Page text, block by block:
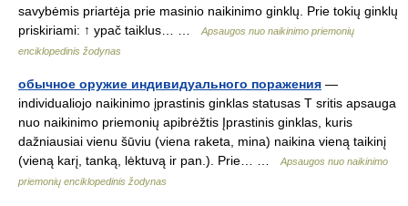
savybėmis priartėja prie masinio naikinimo ginklų. Prie tokių ginklų
priskiriami: ↑ ypač taiklus… …
Apsaugos nuo naikinimo priemonių
enciklopedinis žodynas
обычное оружие индивидуального поражения —
individualiojo naikinimo įprastinis ginklas statusas T sritis apsauga
nuo naikinimo priemonių apibrėžtis Įprastinis ginklas, kuris
dažniausiai vienu šūviu (viena raketa, mina) naikina vieną taikinį
(vieną karį, tanką, lėktuvą ir pan.). Prie… …
Apsaugos nuo naikinimo
priemonių enciklopedinis žodynas